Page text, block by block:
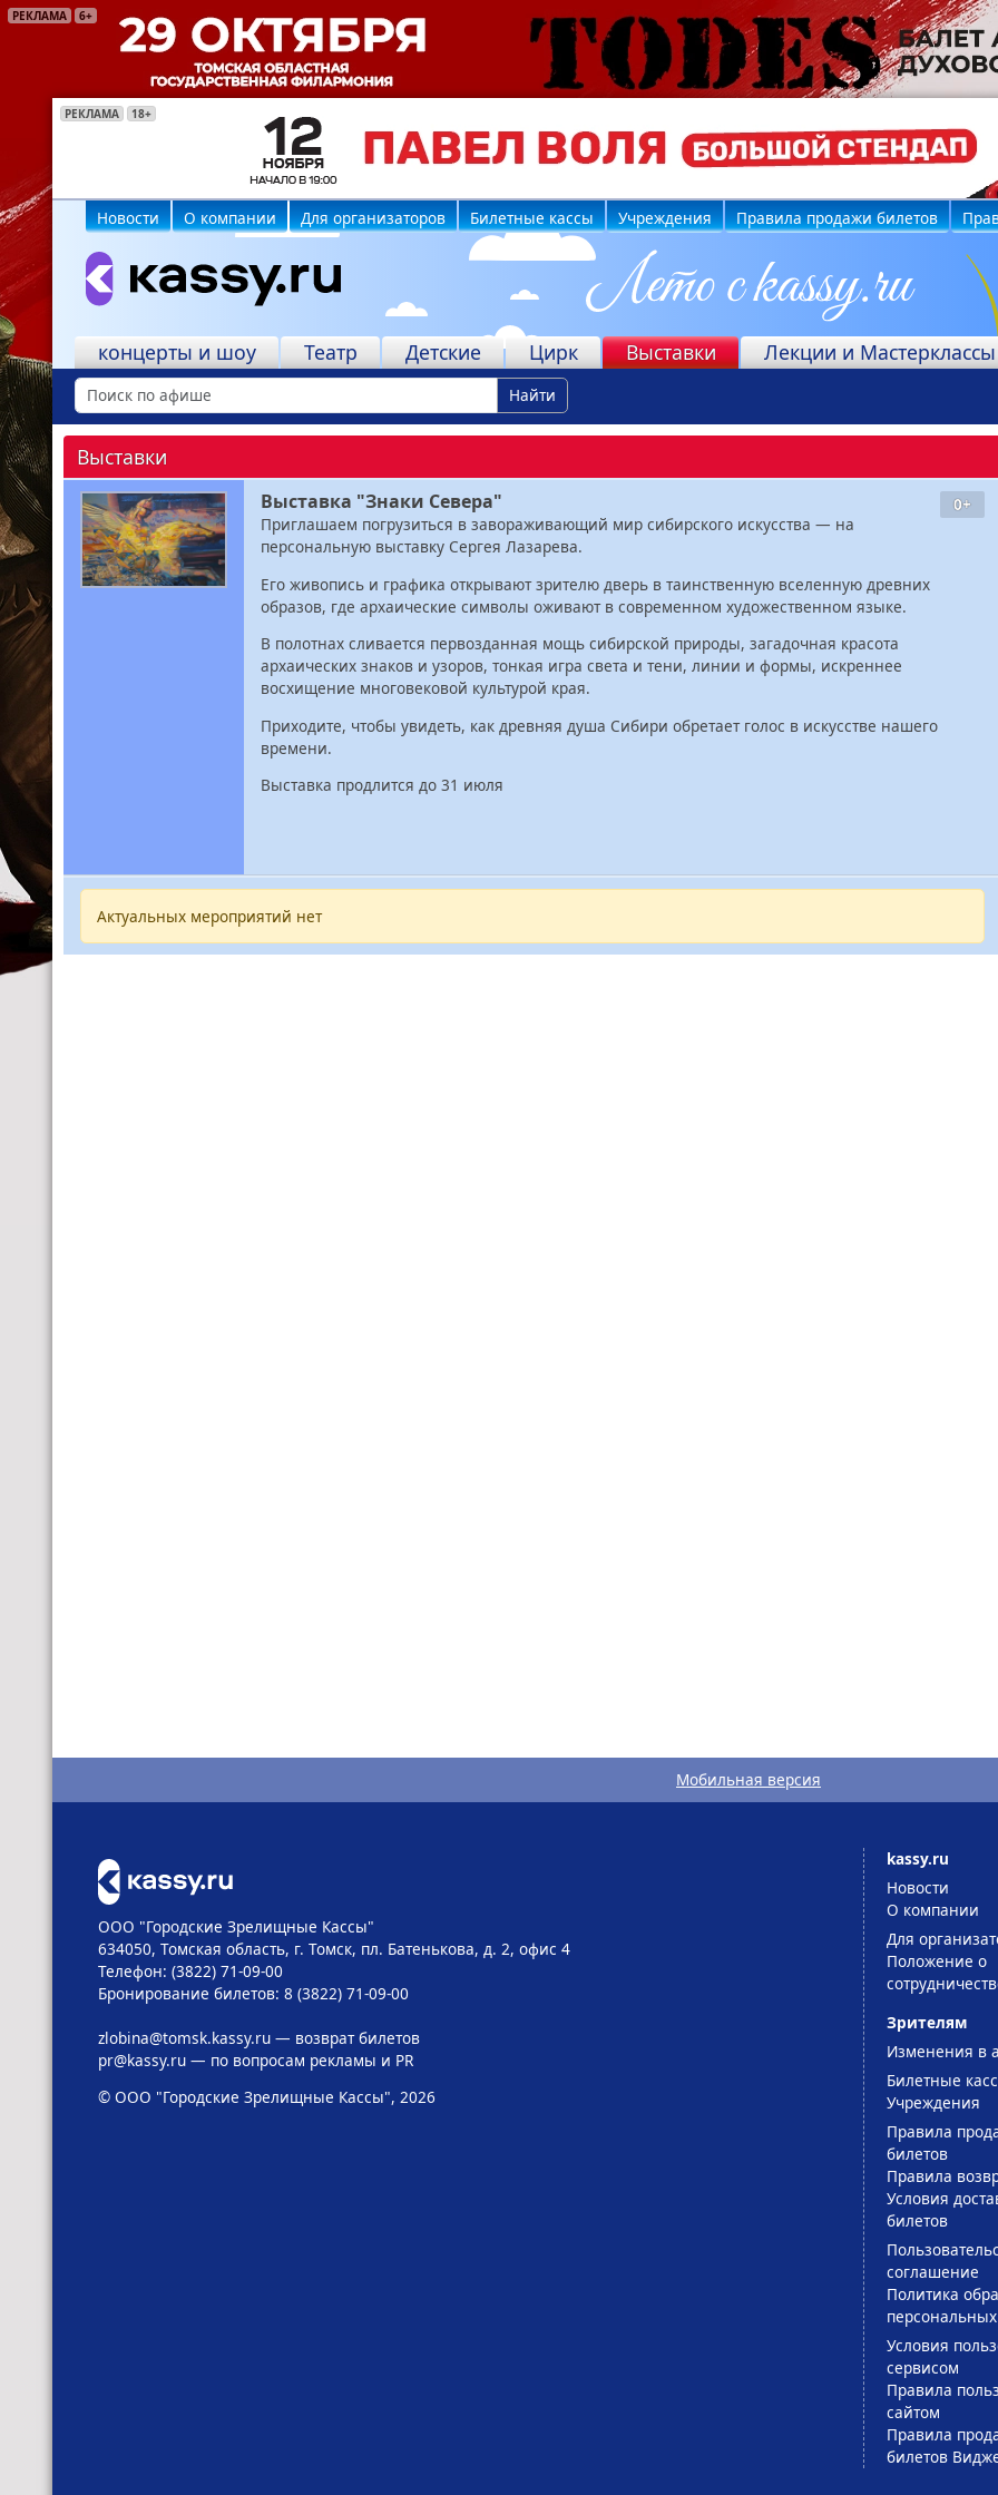
РЕКЛАМА 6+
РЕКЛАМА 18+
РЕКЛАМА 18+
РЕКЛАМА 16+
РЕКЛАМА 16+
РЕКЛАМА 6+
Новости О компании Для организаторов Билетные кассы Учреждения Правила продажи билетов
концерты и шоу Театр Детские Цирк Выставки Лекции и Мастерклассы
Найти
Выставки
0+
Выставка "Знаки Севера"
Приглашаем погрузиться в завораживающий мир сибирского искусства — на
персональную выставку Сергея Лазарева.
Его живопись и графика открывают зрителю дверь в таинственную вселенную древних
образов, где архаические символы оживают в современном художественном языке.
В полотнах сливается первозданная мощь сибирской природы, загадочная красота
архаических знаков и узоров, тонкая игра света и тени, линии и формы, искреннее
восхищение многовековой культурой края.
Приходите, чтобы увидеть, как древняя душа Сибири обретает голос в искусстве нашего
времени.
Выставка продлится до 31 июля
Актуальных мероприятий нет
Мобильная версия
ООО "Городские Зрелищные Кассы"
634050, Томская область, г. Томск, пл. Батенькова, д. 2, офис 4
Телефон: (3822) 71-09-00
Бронирование билетов: 8 (3822) 71-09-00
zlobina@tomsk.kassy.ru— возврат билетов
pr@kassy.ru— по вопросам рекламы и PR
© ООО "Городские Зрелищные Кассы", 2026
kassy.ru
Новости
О компании
Для
Положение о
Зрителям
Изменения в
Билетные
Учреждения
Правила
билетов
Правила
Условия
билетов
соглашение
Политика
Условия
сервисом
Правила
сайтом
Правила
билетов